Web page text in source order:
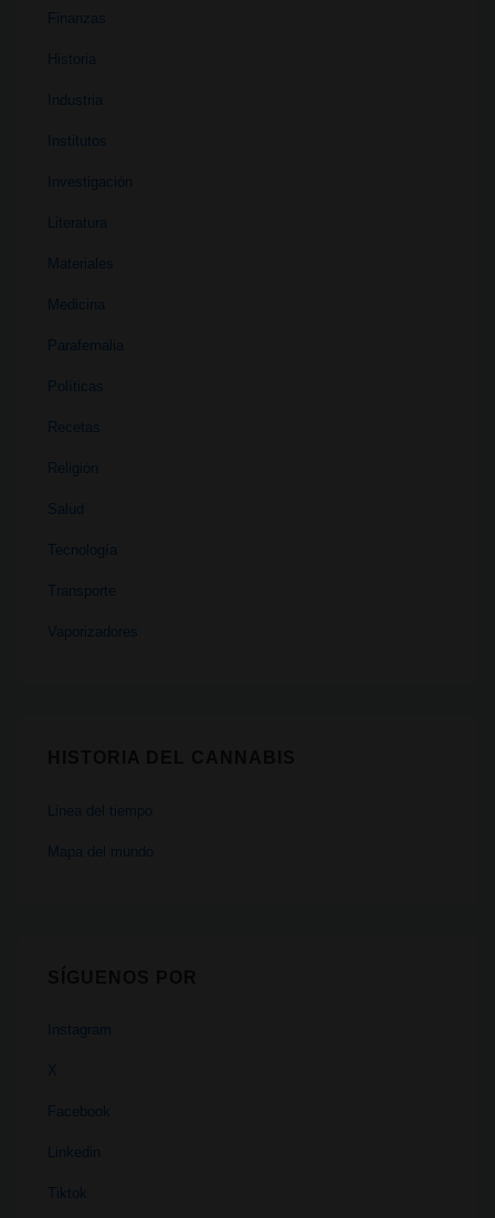
Finanzas
Historia
Industria
Institutos
Investigación
Literatura
Materiales
Medicina
Parafernalia
Políticas
Recetas
Religión
Salud
Tecnología
Transporte
Vaporizadores
Linea del tiempo
Mapa del mundo
Instagram
X
Facebook
Linkedin
Tiktok